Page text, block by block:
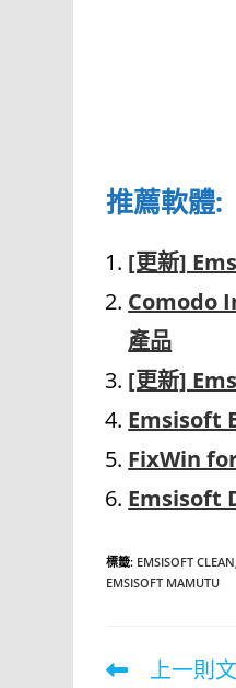
推薦軟體:
[更新]
Comodo
產品
[更新]
Emsisoft
FixWin
Emsisoft
標籤: EMSISOFT CLEAN
EMSISOFT MAMUTU
Read
上一則